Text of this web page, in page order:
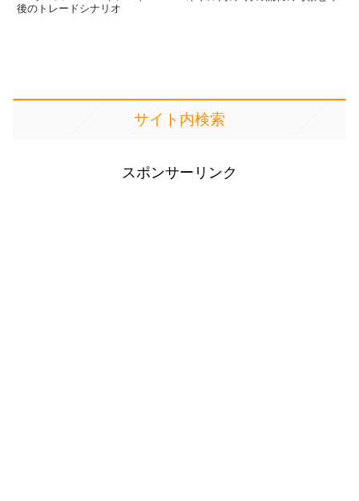
後のトレードシナリオ
サイト内検索
スポンサーリンク